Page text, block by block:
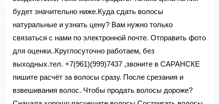
будет значительно ниже.Куда сдать волосы
натуральные и узнать цену? Вам нужно только
связаться с нами по электронной почте. Отправить фото
для оценки..Круглосуточно работаем, без
выходных.тел. +7(961)(999)7437 ,звоните в САРАНСКЕ
пишите расчёт за волосы сразу. После срезания и
взвешивания волос. Чтобы продать волосы дороже?